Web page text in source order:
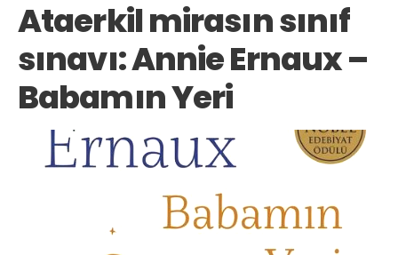
Ataerkil mirasın sınıf
sınavı: Annie Ernaux –
Babamın Yeri